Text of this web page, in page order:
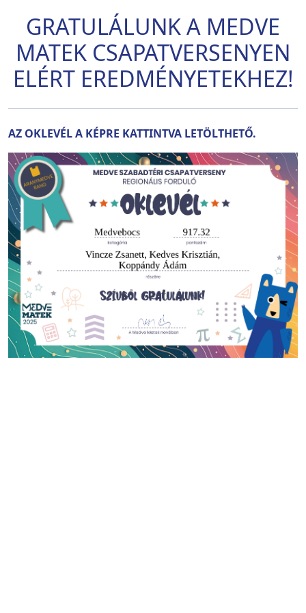
GRATULÁLUNK A MEDVE
MATEK CSAPATVERSENYEN
ELÉRT EREDMÉNYETEKHEZ!
AZ OKLEVÉL A KÉPRE KATTINTVA LETÖLTHETŐ.